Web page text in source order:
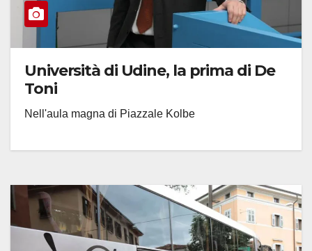
Università di Udine, la prima di De
Toni
Nell'aula magna di Piazzale Kolbe